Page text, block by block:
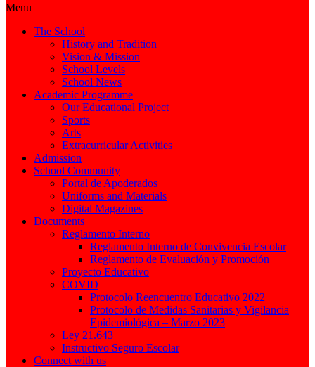
Menu
The School
History and Tradition
Vision & Mission
School Levels
School News
Academic Programme
Our Educational Project
Sports
Arts
Extracurricular Activities
Admission
School Community
Portal de Apoderados
Uniforms and Materials
Digital Magazines
Documents
Reglamento Interno
Reglamento Interno de Convivencia Escolar
Reglamento de Evaluación y Promoción
Proyecto Educativo
COVID
Protocolo Reencuentro Educativo 2022
Protocolo de Medidas Sanitarias y Vigilancia
Epidemiológica – Marzo 2023
Ley 21.643
Instructivo Seguro Escolar
Connect with us